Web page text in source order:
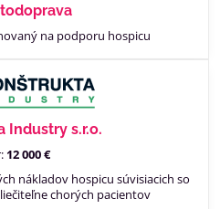
na podporu hospicu
Industry s.r.o.
12 000 €
nákladov hospicu súvisiacich so
chorých pacientov